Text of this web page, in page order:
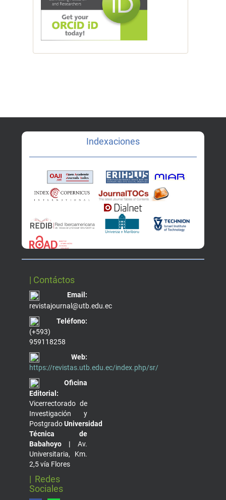
Indexaciones
| Contáctos
Email:
revistajournal@utb.edu.ec
Teléfono:
(+593)
959118258
Web:
https://revistas.utb.edu.ec/index.php/sr/
Oficina
Editorial:
Vicerrectorado de
Investigación y
PostgradoUniversidad
Técnica de
Babahoyo | Av.
Universitaria, Km.
2,5 vía Flores
| Redes
Sociales